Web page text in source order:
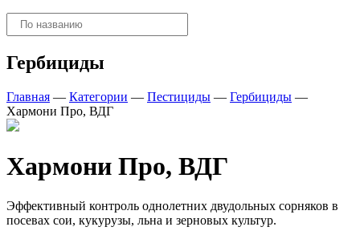
Поиск
товаров
Гербициды
Главная — Категории — Пестициды — Гербициды —
Хармони Про, ВДГ
Хармони Про, ВДГ
Эффективный контроль однолетних двудольных сорняков в
посевах сои, кукурузы, льна и зерновых культур.